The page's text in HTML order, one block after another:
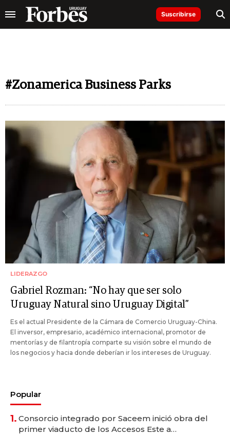
Suscribirse
#Zonamerica Business Parks
LIDERAZGO
Gabriel Rozman: “No hay que ser solo
Uruguay Natural sino Uruguay Digital”
Es el actual Presidente de la Cámara de Comercio Uruguay-China.
El inversor, empresario, académico internacional, promotor de
mentorías y de filantropía comparte su visión sobre el mundo de
los negocios y hacia donde deberían ir los intereses de Uruguay.
Popular
1. Consorcio integrado por Saceem inició obra del
primer viaducto de los Accesos Este a